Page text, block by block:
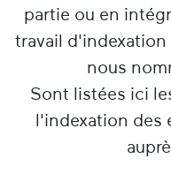
partie ou en
travail d'indexation
nous
Sont listées ici
l'indexation des